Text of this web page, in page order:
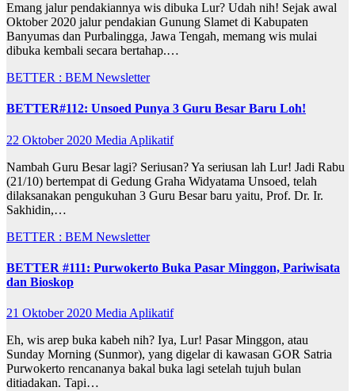
Emang jalur pendakiannya wis dibuka Lur? Udah nih! Sejak awal
Oktober 2020 jalur pendakian Gunung Slamet di Kabupaten
Banyumas dan Purbalingga, Jawa Tengah, memang wis mulai
dibuka kembali secara bertahap.…
BETTER : BEM Newsletter
BETTER#112: Unsoed Punya 3 Guru Besar Baru Loh!
22 Oktober 2020 Media Aplikatif
Nambah Guru Besar lagi? Seriusan? Ya seriusan lah Lur! Jadi Rabu
(21/10) bertempat di Gedung Graha Widyatama Unsoed, telah
dilaksanakan pengukuhan 3 Guru Besar baru yaitu, Prof. Dr. Ir.
Sakhidin,…
BETTER : BEM Newsletter
BETTER #111: Purwokerto Buka Pasar Minggon, Pariwisata
dan Bioskop
21 Oktober 2020 Media Aplikatif
Eh, wis arep buka kabeh nih? Iya, Lur! Pasar Minggon, atau
Sunday Morning (Sunmor), yang digelar di kawasan GOR Satria
Purwokerto rencananya bakal buka lagi setelah tujuh bulan
ditiadakan. Tapi…